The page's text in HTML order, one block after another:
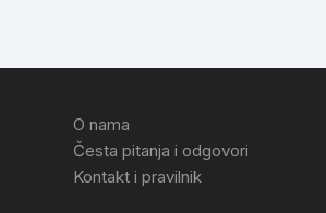
O nama
Česta pitanja i odgovori
Kontakt i pravilnik